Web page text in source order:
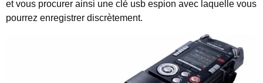
et vous procurer ainsi une clé usb espion avec laquelle vous
pourrez enregistrer discrètement.